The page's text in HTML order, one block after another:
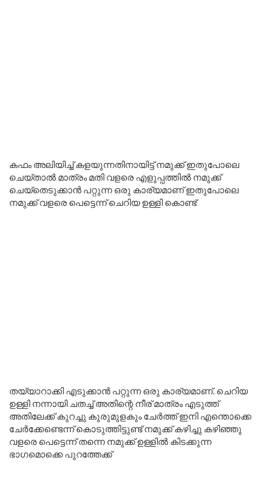
കഫം അലിയിച്ച് കളയുന്നതിനായിട്ട് നമുക്ക് ഇതുപോലെ
ചെയ്താൽ മാത്രം മതി വളരെ എളുപ്പത്തിൽ നമുക്ക്
ചെയ്തെടുക്കാൻ പറ്റുന്ന ഒരു കാര്യമാണ് ഇതുപോലെ
നമുക്ക് വളരെ പെട്ടെന്ന് ചെറിയ ഉള്ളി കൊണ്ട്
തയ്യാറാക്കി എടുക്കാൻ പറ്റുന്ന ഒരു കാര്യമാണ്. ചെറിയ
ഉള്ളി നന്നായി ചതച്ച് അതിന്റെ നീര് മാത്രം എടുത്ത്
അതിലേക്ക് കുറച്ചു കുരുമുളകും ചേർത്ത് ഇനി എന്തൊക്കെ
ചേർക്കേണ്ടെന്ന് കൊടുത്തിട്ടുണ്ട് നമുക്ക് കഴിച്ചു കഴിഞ്ഞു
വളരെ പെട്ടെന്ന് തന്നെ നമുക്ക് ഉള്ളിൽ കിടക്കുന്ന
ഭാഗമൊക്കെ പുറത്തേക്ക്